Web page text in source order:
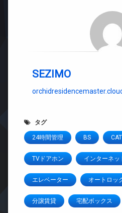
SEZIMO
タグ
24時間管理 BS
TVドアホン インターネッ
エレベーター オートロッ
分譲賃貸 宅配ボックス